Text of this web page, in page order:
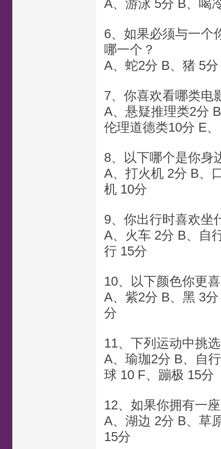
A、游泳 5分 B、喝
6、如果必须与一个
哪一个？
A、蛇2分 B、猪 5
7、你喜欢看哪类电
A、悬疑推理类2分
伦理道德类10分 E
8、以下哪个是你身
A、打火机 2分 B、
机 10分
9、你出行时喜欢坐
A、火车 2分 B、自
行 15分
10、以下颜色你更
A、紫2分 B、黑 3
分
11、下列运动中挑
A、瑜珈2分 B、自
球 10 F、蹦极 15分
12、如果你拥有一
A、湖边 2分 B、草
15分